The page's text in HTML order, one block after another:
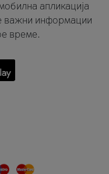
апликација
важни информации
време.